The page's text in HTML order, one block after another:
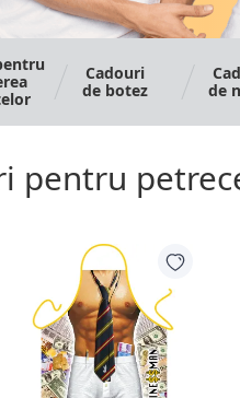
Cadouri
de botez
de
pentru